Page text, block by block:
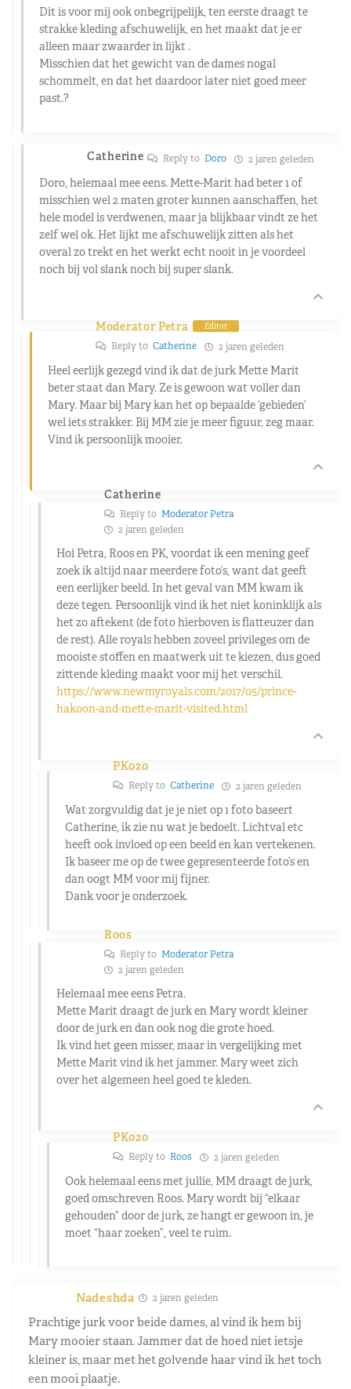
Dit is voor mij ook onbegrijpelijk, ten eerste draagt te
strakke kleding afschuwelijk, en het maakt dat je er
alleen maar zwaarder in lijkt .
Misschien dat het gewicht van de dames nogal
schommelt, en dat het daardoor later niet goed meer
past.?
Catherine Reply toDoro 2 jaren geleden
Doro, helemaal mee eens. Mette-Marit had beter 1 of
misschien wel 2 maten groter kunnen aanschaffen, het
hele model is verdwenen, maar ja blijkbaar vindt ze het
zelf wel ok. Het lijkt me afschuwelijk zitten als het
overal zo trekt en het werkt echt nooit in je voordeel
noch bij vol slank noch bij super slank.
Moderator Petra Editor
Reply to Catherine 2 jaren geleden
Heel eerlijk gezegd vind ik dat de jurk Mette Marit
beter staat dan Mary. Ze is gewoon wat voller dan
Mary. Maar bij Mary kan het op bepaalde ‘gebieden’
wel iets strakker. Bij MM zie je meer figuur, zeg maar.
Vind ik persoonlijk mooier.
Catherine
Reply to Moderator Petra
2 jaren geleden
Hoi Petra, Roos en PK, voordat ik een mening geef
zoek ik altijd naar meerdere foto’s, want dat geeft
een eerlijker beeld. In het geval van MM kwam ik
deze tegen. Persoonlijk vind ik het niet koninklijk als
het zo aftekent (de foto hierboven is flatteuzer dan
de rest). Alle royals hebben zoveel privileges om de
mooiste stoffen en maatwerk uit te kiezen, dus goed
zittende kleding maakt voor mij het verschil.
https://www.newmyroyals.com/2017/05/prince-
hakoon-and-mette-marit-visited.html
PK020
Reply to Catherine 2 jaren geleden
Wat zorgvuldig dat je je niet op 1 foto baseert
Catherine, ik zie nu wat je bedoelt. Lichtval etc
heeft ook invloed op een beeld en kan vertekenen.
Ik baseer me op de twee gepresenteerde foto’s en
dan oogt MM voor mij fijner.
Dank voor je onderzoek.
Roos
Reply to Moderator Petra
2 jaren geleden
Helemaal mee eens Petra.
Mette Marit draagt de jurk en Mary wordt kleiner
door de jurk en dan ook nog die grote hoed.
Ik vind het geen misser, maar in vergelijking met
Mette Marit vind ik het jammer. Mary weet zich
over het algemeen heel goed te kleden.
PK020
Reply to Roos 2 jaren geleden
Ook helemaal eens met jullie, MM draagt de jurk,
goed omschreven Roos. Mary wordt bij “elkaar
gehouden” door de jurk, ze hangt er gewoon in, je
moet “haar zoeken”, veel te ruim.
Nadeshda 2 jaren geleden
Prachtige jurk voor beide dames, al vind ik hem bij
Mary mooier staan. Jammer dat de hoed niet ietsje
kleiner is, maar met het golvende haar vind ik het toch
een mooi plaatje.